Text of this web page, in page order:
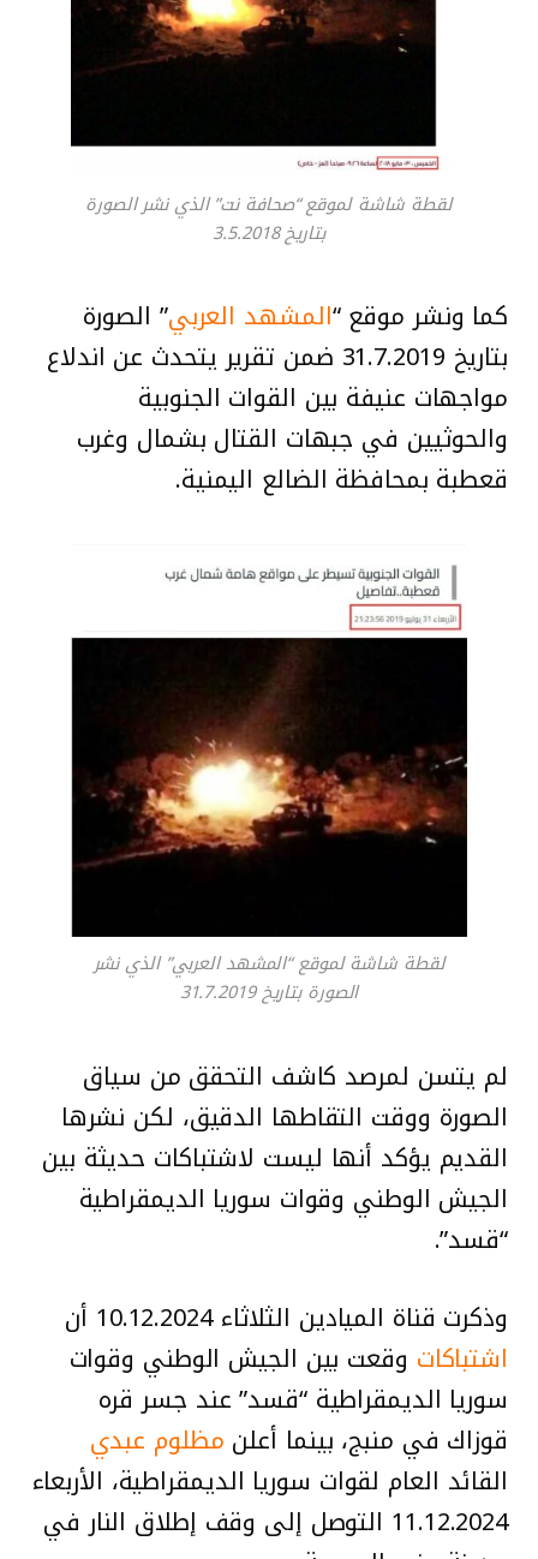
لقطة شاشة لموقع “صحافة نت” الذي نشر الصورة
بتاريخ 3.5.2018
كما ونشر موقع “المشهد العربي” الصورة
بتاريخ 31.7.2019 ضمن تقرير يتحدث عن اندلاع
مواجهات عنيفة بين القوات الجنوبية
والحوثيين في جبهات القتال بشمال وغرب
قعطبة بمحافظة الضالع اليمنية.
لقطة شاشة لموقع “المشهد العربي” الذي نشر
الصورة بتاريخ 31.7.2019
لم يتسن لمرصد كاشف التحقق من سياق
الصورة ووقت التقاطها الدقيق، لكن نشرها
القديم يؤكد أنها ليست لاشتباكات حديثة بين
الجيش الوطني وقوات سوريا الديمقراطية
“قسد”.
وذكرت قناة الميادين الثلاثاء 10.12.2024 أن
اشتباكات وقعت بين الجيش الوطني وقوات
سوريا الديمقراطية “قسد” عند جسر قره
قوزاك في منبج، بينما أعلن مظلوم عبدي
القائد العام لقوات سوريا الديمقراطية، الأربعاء
11.12.2024 التوصل إلى وقف إطلاق النار في